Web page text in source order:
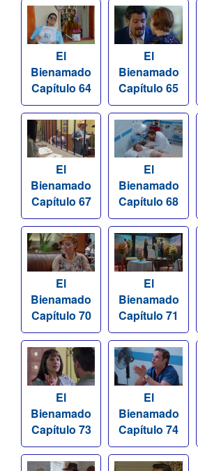
El
Bienamado
Capítulo 64
El
Bienamado
Capítulo 65
El
Bienamado
Capítulo 67
El
Bienamado
Capítulo 68
El
Bienamado
Capítulo 70
El
Bienamado
Capítulo 71
El
Bienamado
Capítulo 73
El
Bienamado
Capítulo 74